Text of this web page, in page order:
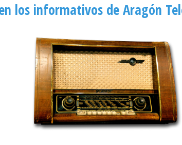
los informativos de Aragón